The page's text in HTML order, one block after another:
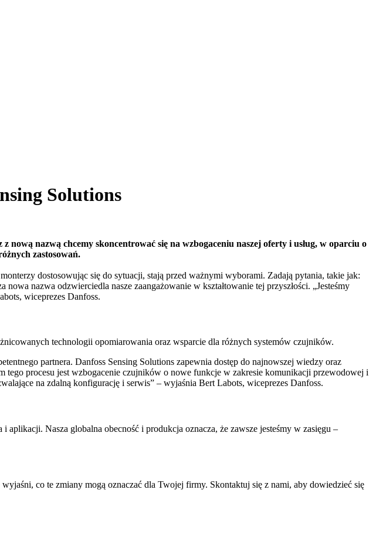
Solutions
nową nazwą chcemy skoncentrować się na wzbogaceniu naszej oferty i usług, w oparciu o
zastosowań.
dostosowując się do sytuacji, stają przed ważnymi wyborami. Zadają pytania, takie jak:
nazwa odzwierciedla nasze zaangażowanie w kształtowanie tej przyszłości. „Jesteśmy
wiceprezes Danfoss.
technologii opomiarowania oraz wsparcie dla różnych systemów czujników.
partnera. Danfoss Sensing Solutions zapewnia dostęp do najnowszej wiedzy oraz
procesu jest wzbogacenie czujników o nowe funkcje w zakresie komunikacji przewodowej i
na zdalną konfigurację i serwis” – wyjaśnia Bert Labots, wiceprezes Danfoss.
Nasza globalna obecność i produkcja oznacza, że zawsze jesteśmy w zasięgu –
co te zmiany mogą oznaczać dla Twojej firmy. Skontaktuj się z nami, aby dowiedzieć się